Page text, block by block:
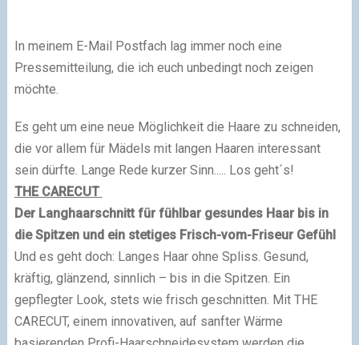
In meinem E-Mail Postfach lag immer noch eine
Pressemitteilung, die ich euch unbedingt noch zeigen
möchte.
Es geht um eine neue Möglichkeit die Haare zu schneiden,
die vor allem für Mädels mit langen Haaren interessant
sein dürfte. Lange Rede kurzer Sinn..... Los geht´s!
THE CARECUT
Der Langhaarschnitt für fühlbar gesundes Haar bis in
die Spitzen und ein stetiges Frisch-vom-Friseur Gefühl
Und es geht doch: Langes Haar ohne Spliss. Gesund,
kräftig, glänzend, sinnlich – bis in die Spitzen. Ein
gepflegter Look, stets wie frisch geschnitten. Mit THE
CARECUT, einem innovativen, auf sanfter Wärme